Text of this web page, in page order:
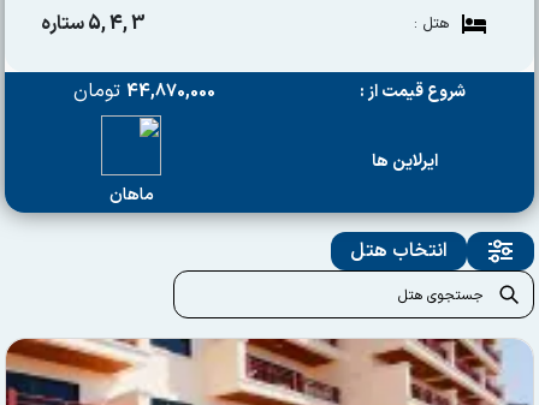
هتل : 3 ,4 ,5 ستاره
شروع قیمت از : 44,870,000 تومان
ایرلاین ها
ماهان
انتخاب هتل